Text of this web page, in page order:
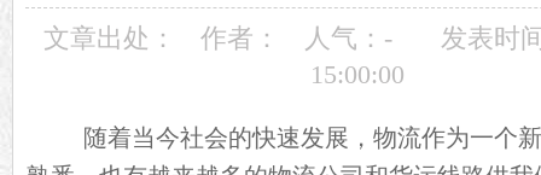
文章出处： 作者： 人气： -
发表时
15:00:00
随着当今社会的快速发展，物流作为一个新